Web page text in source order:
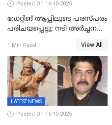
Posted On 16-10-2025
ഡേറ്റിങ് ആപ്പിലൂടെ പരസ്പരം
പരിചയപ്പെട്ടു; നടി അർച്ചന
1 Min Read View All
LATEST NEWS
Posted On 15-10-2025